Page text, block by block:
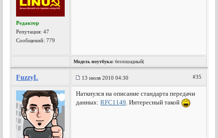
Редактор
Репутация:47
Сообщений: 779
Модель ноутбука: безлошадный(
FuzzyL 13 июля 2010 04:30 #35
Наткнулся на описание стандарта передачи
данных:RFC1149. Интересный такой